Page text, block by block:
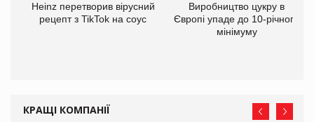
Heinz перетворив вірусний
рецепт з TikTok на соус
Виробництво цукру в
Європі упаде до 10-річного
мінімуму
КРАЩІ КОМПАНІЇ